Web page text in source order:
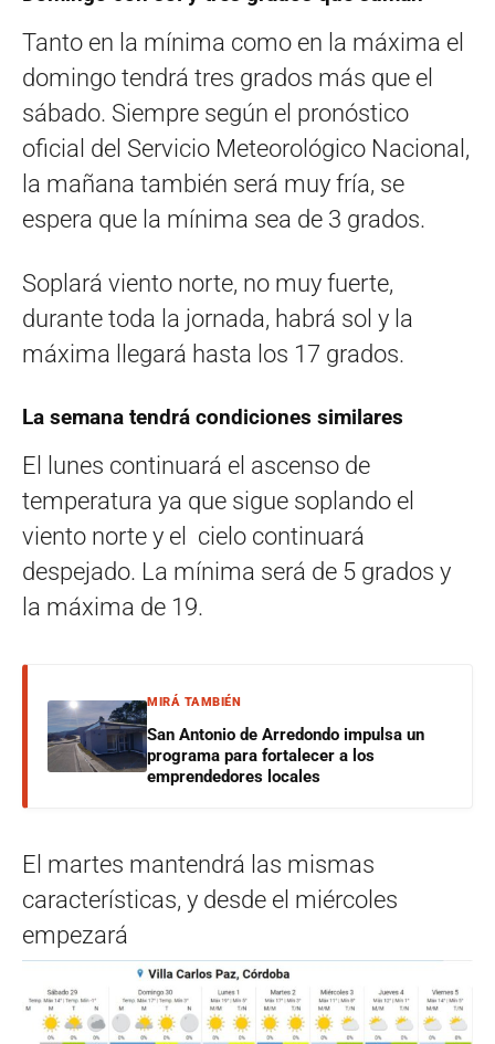
Tanto en la mínima como en la máxima el
domingo tendrá tres grados más que el
sábado. Siempre según el pronóstico
oficial del Servicio Meteorológico Nacional,
la mañana también será muy fría, se
espera que la mínima sea de 3 grados.
Soplará viento norte, no muy fuerte,
durante toda la jornada, habrá sol y la
máxima llegará hasta los 17 grados.
La semana tendrá condiciones similares
El lunes continuará el ascenso de
temperatura ya que sigue soplando el
viento norte y el cielo continuará
despejado. La mínima será de 5 grados y
la máxima de 19.
MIRÁ TAMBIÉN
San Antonio de Arredondo impulsa un
programa para fortalecer a los
emprendedores locales
El martes mantendrá las mismas
características, y desde el miércoles
empezará